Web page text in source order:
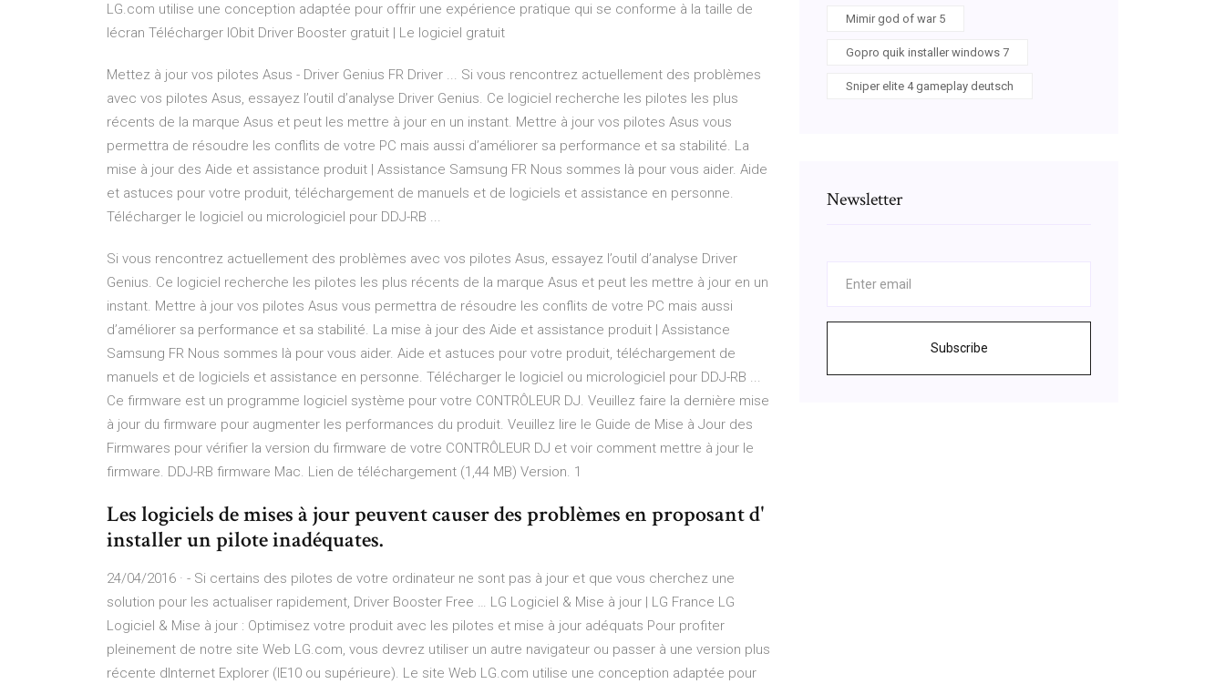
LG.com utilise une conception adaptée pour offrir une expérience pratique qui se conforme à la taille de
lécran Télécharger IObit Driver Booster gratuit | Le logiciel gratuit
Mettez à jour vos pilotes Asus - Driver Genius FR Driver ... Si vous rencontrez actuellement des problèmes
avec vos pilotes Asus, essayez l’outil d’analyse Driver Genius. Ce logiciel recherche les pilotes les plus
récents de la marque Asus et peut les mettre à jour en un instant. Mettre à jour vos pilotes Asus vous
permettra de résoudre les conflits de votre PC mais aussi d’améliorer sa performance et sa stabilité. La
mise à jour des Aide et assistance produit | Assistance Samsung FR Nous sommes là pour vous aider. Aide
et astuces pour votre produit, téléchargement de manuels et de logiciels et assistance en personne.
Télécharger le logiciel ou micrologiciel pour DDJ-RB ...
Si vous rencontrez actuellement des problèmes avec vos pilotes Asus, essayez l’outil d’analyse Driver
Genius. Ce logiciel recherche les pilotes les plus récents de la marque Asus et peut les mettre à jour en un
instant. Mettre à jour vos pilotes Asus vous permettra de résoudre les conflits de votre PC mais aussi
d’améliorer sa performance et sa stabilité. La mise à jour des Aide et assistance produit | Assistance
Samsung FR Nous sommes là pour vous aider. Aide et astuces pour votre produit, téléchargement de
manuels et de logiciels et assistance en personne. Télécharger le logiciel ou micrologiciel pour DDJ-RB ...
Ce firmware est un programme logiciel système pour votre CONTRÔLEUR DJ. Veuillez faire la dernière mise
à jour du firmware pour augmenter les performances du produit. Veuillez lire le Guide de Mise à Jour des
Firmwares pour vérifier la version du firmware de votre CONTRÔLEUR DJ et voir comment mettre à jour le
firmware. DDJ-RB firmware Mac. Lien de téléchargement (1,44 MB) Version. 1
Les logiciels de mises à jour peuvent causer des problèmes en proposant d'
installer un pilote inadéquates.
24/04/2016 · - Si certains des pilotes de votre ordinateur ne sont pas à jour et que vous cherchez une
solution pour les actualiser rapidement, Driver Booster Free … LG Logiciel & Mise à jour | LG France LG
Logiciel & Mise à jour : Optimisez votre produit avec les pilotes et mise à jour adéquats Pour profiter
pleinement de notre site Web LG.com, vous devrez utiliser un autre navigateur ou passer à une version plus
récente dInternet Explorer (IE10 ou supérieure). Le site Web LG.com utilise une conception adaptée pour
Mimir god of war 5
Gopro quik installer windows 7
Sniper elite 4 gameplay deutsch
Newsletter
Subscribe